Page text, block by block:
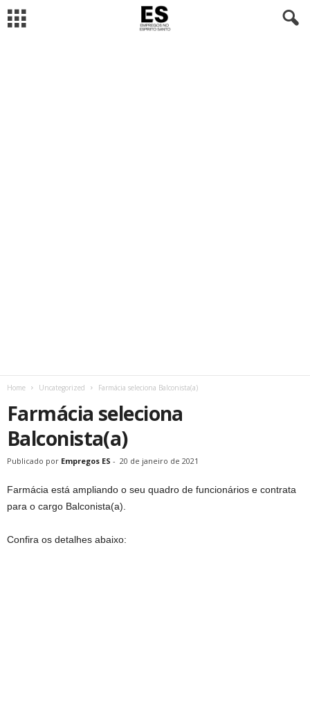
Home Uncategorized Farmácia seleciona Balconista(a)
Farmácia seleciona
Balconista(a)
Publicado por Empregos ES - 20 de janeiro de 2021
Farmácia está ampliando o seu quadro de funcionários e contrata
para o cargo Balconista(a).
Confira os detalhes abaixo: